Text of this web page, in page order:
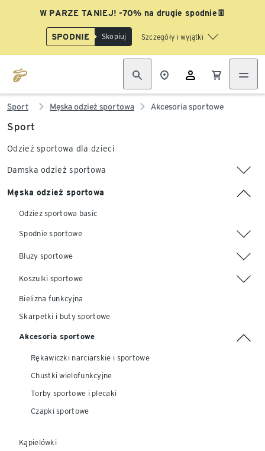
W PARZE TANIEJ! -70% na drugie spodnie👖
SPODNIE Skopiuj Szczegóły i wyjątki
Sport Męska odzież sportowa Akcesoria sportowe
Sport
Odzież sportowa dla dzieci
Damska odzież sportowa
Męska odzież sportowa
Odzież sportowa basic
Spodnie sportowe
Bluzy sportowe
Koszulki sportowe
Bielizna funkcyjna
Skarpetki i buty sportowe
Akcesoria sportowe
Rękawiczki narciarskie i sportowe
Chustki wielofunkcyjne
Torby sportowe i plecaki
Czapki sportowe
Kąpielówki